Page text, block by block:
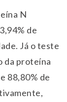
N
de
Já o teste
da proteína
88,80% de